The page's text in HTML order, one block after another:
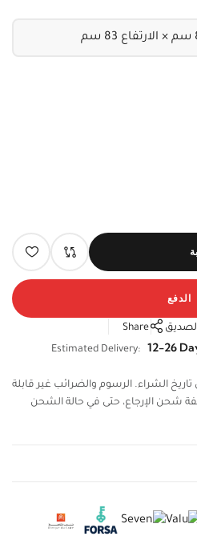
الدفع
Share
Estimated Delivery: 12-26
خلال 14 يومًا من تاريخ الشراء. الرسوم والضرائب غير
تكلفة شحن الإرجاع، حتى في حالة